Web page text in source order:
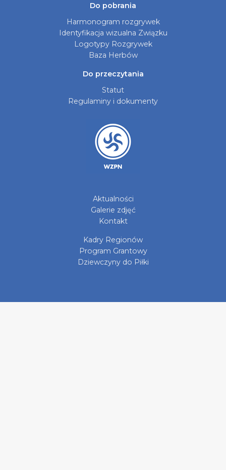
Do pobrania
Harmonogram rozgrywek
Identyfikacja wizualna Związku
Logotypy Rozgrywek
Baza Herbów
Do przeczytania
Statut
Regulaminy i dokumenty
Aktualności
Galerie zdjęć
Kontakt
Kadry Regionów
Program Grantowy
Dziewczyny do Piłki